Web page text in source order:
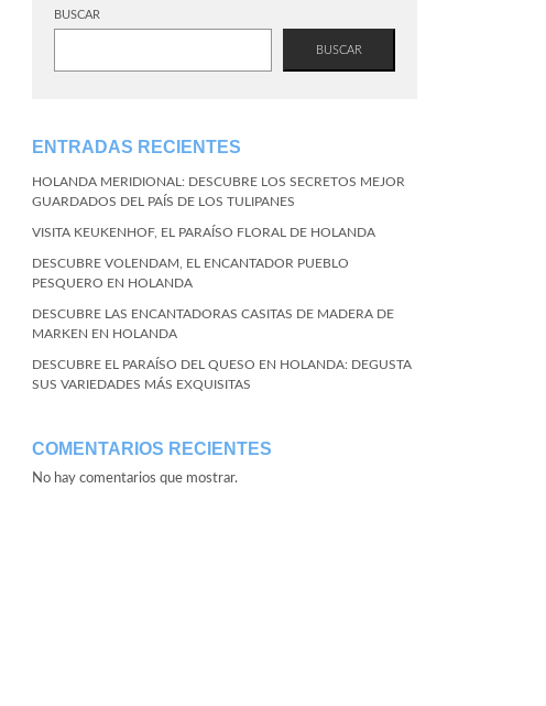
BUSCAR
BUSCAR
ENTRADAS RECIENTES
HOLANDA MERIDIONAL: DESCUBRE LOS SECRETOS MEJOR
GUARDADOS DEL PAÍS DE LOS TULIPANES
VISITA KEUKENHOF, EL PARAÍSO FLORAL DE HOLANDA
DESCUBRE VOLENDAM, EL ENCANTADOR PUEBLO
PESQUERO EN HOLANDA
DESCUBRE LAS ENCANTADORAS CASITAS DE MADERA DE
MARKEN EN HOLANDA
DESCUBRE EL PARAÍSO DEL QUESO EN HOLANDA: DEGUSTA
SUS VARIEDADES MÁS EXQUISITAS
COMENTARIOS RECIENTES
No hay comentarios que mostrar.